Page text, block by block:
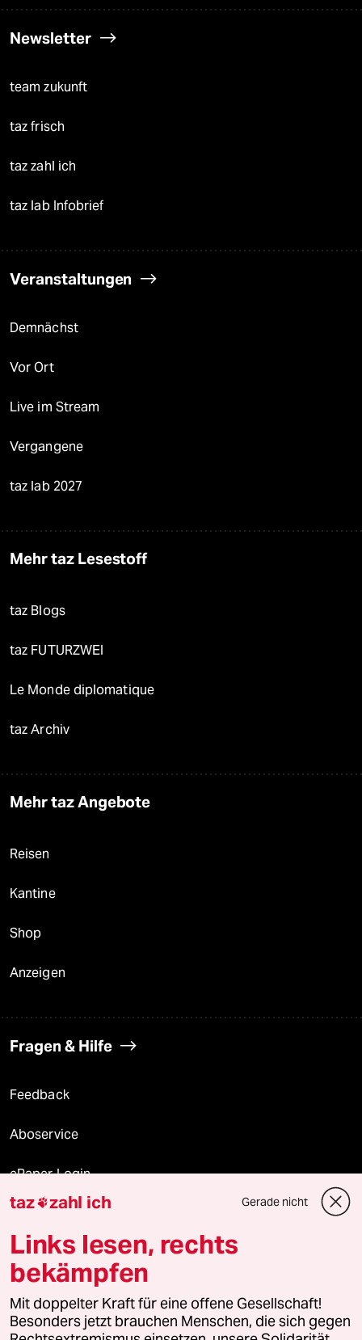
Newsletter
team zukunft
taz frisch
taz zahl ich
taz lab Infobrief
Veranstaltungen
Demnächst
Vor Ort
Live im Stream
Vergangene
taz lab 2027
Mehr taz Lesestoff
taz Blogs
taz FUTURZWEI
Le Monde diplomatique
taz Archiv
Mehr taz Angebote
Reisen
Kantine
Shop
Anzeigen
Fragen & Hilfe
Feedback
Aboservice
ePaper Login
Downloads für Abonnierende
© 2026 taz Verlags und Vertriebs GmbH
Alle Rechte vorbehalten. Bei rechtlichen Fragen oder für Genehmigungen
wenden Sie sich bitte an lizenzen@taz.de
taz zahl ich Gerade nicht
Links lesen, rechts
bekämpfen
Mit doppelter Kraft für eine offene Gesellschaft!
Besonders jetzt brauchen Menschen, die sich gegen